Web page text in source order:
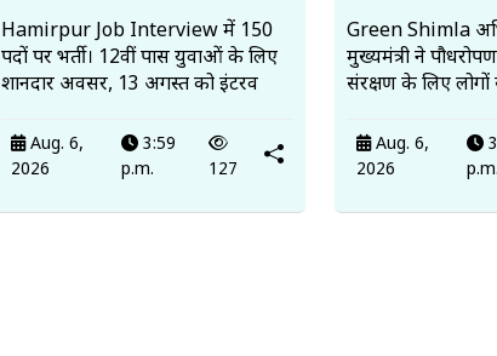
Hamirpur Job Interview में 150
पदों पर भर्ती। 12वीं पास युवाओं के लिए
शानदार अवसर, 13 अगस्त को इंटरव
Aug. 6,
2026
3:59
p.m.
127
Green Shimla
मुख्यमंत्री ने
संरक्षण के लिए
Aug. 6,
2026
p.m.